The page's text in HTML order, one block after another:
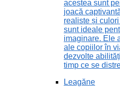
acestea sunt
joacă
realiste și
sunt ideale
imaginare. Ele
ale copiilor în
dezvolte
timp ce se
Leagăne